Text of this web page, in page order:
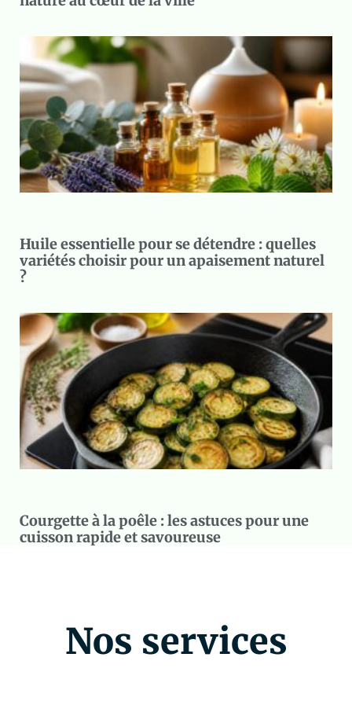
Huile essentielle pour se détendre : quelles
variétés choisir pour un apaisement naturel
?
Courgette à la poêle : les astuces pour une
cuisson rapide et savoureuse
Nos services